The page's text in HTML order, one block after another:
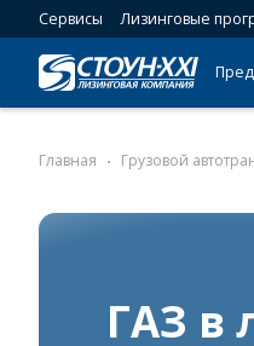
Сервисы Лизинговые
Главная Грузовой
ГАЗ в